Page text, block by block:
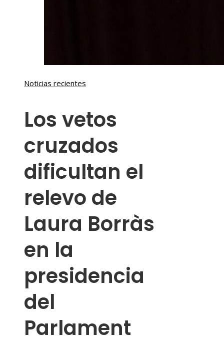
Noticias recientes
Los vetos
cruzados
dificultan el
relevo de
Laura Borràs
en la
presidencia
del
Parlament